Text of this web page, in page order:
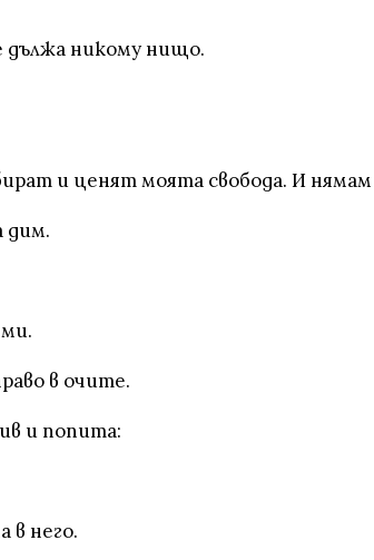
дължа никому нищо.
и ценят моята свобода. И
дим.
в очите.
и попита:
в него.